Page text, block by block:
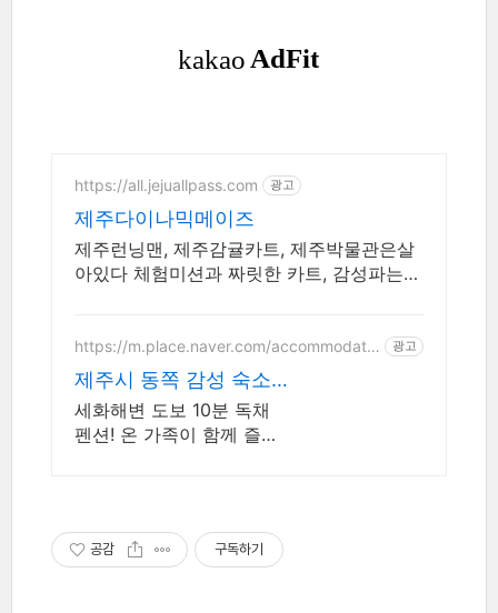
https://all.jejuallpass.com 광고
제주다이나믹메이즈
제주런닝맨, 제주감귤카트, 제주박물관은살
아있다 체험미션과 짜릿한 카트, 감성파는
https://m.place.naver.com/accommodatio
광고
제주시 동쪽 감성 숙소
당근민박
세화해변 도보 10분 독채
펜션! 온 가족이 함께 즐기
한 번에 즐기세요
공감 구독하기